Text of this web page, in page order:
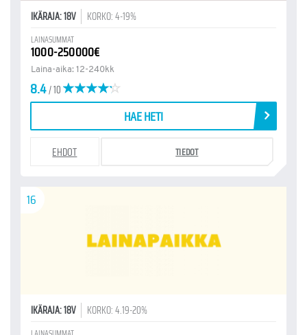
IKÄRAJA: 18V KORKO: 4-19%
LAINASUMMAT
1000-250000€
Laina-aika: 12-240kk
8.4/ 10
HAE HETI
EHDOT TIEDOT
16
IKÄRAJA: 18V KORKO: 4.19-20%